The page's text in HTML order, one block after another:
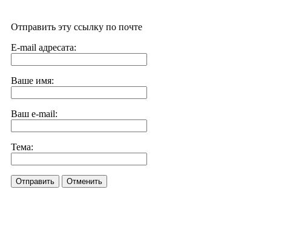
Отправить эту ссылку по почте
E-mail адресата:
Ваше имя:
Ваш e-mail:
Тема:
Отправить Отменить